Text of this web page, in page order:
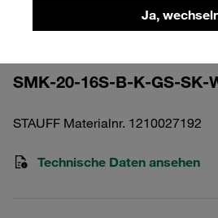
Ja,
16S Stahl, Zink-Nickel
SMK-20-16S-B-K-GS-SK-
STAUFF Materialnr. 1210027192
Technische Daten ansehen